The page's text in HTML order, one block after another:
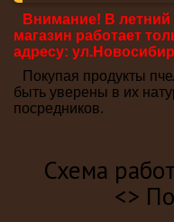
Внимание! В
магазин работает
адресу:
Покупая продукты
быть уверены в их
посредников.
Схема
<>